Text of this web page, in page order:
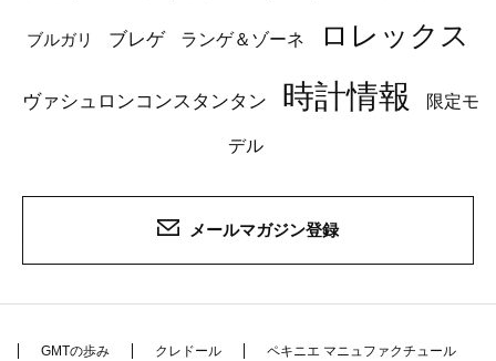
ブルガリ ブレゲ ランゲ＆ゾーネ ロレックス
ヴァシュロンコンスタンタン 時計情報 限定モ
デル
メールマガジン登録
GMTの歩み クレドール
ペキニエ マニュファクチュール